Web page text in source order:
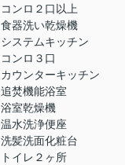
コンロ２口以上
食器洗い乾燥機
システムキッチン
コンロ３口
カウンターキッチン
追焚機能浴室
浴室乾燥機
温水洗浄便座
洗髪洗面化粧台
トイレ２ヶ所